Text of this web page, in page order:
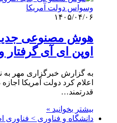
۱۴۰۵/۰۴/۰۶
هوش مصنوعی جدید
اوپن ای آی
به گزارش خبرگزاری مهر به
اعلام کرد دولت آمریکا
قدرتمند…
بیشتر بخوانید »
دانشگاه و فناوری > فناوری